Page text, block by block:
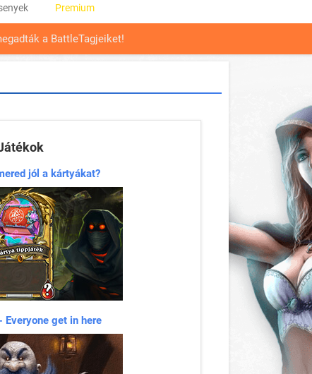
Premium
a BattleTagjeiket!
jól a kártyákat?
Everyone get in here